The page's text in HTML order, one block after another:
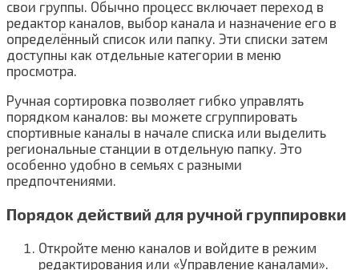
свои группы. Обычно процесс включает переход в
редактор каналов, выбор канала и назначение его в
определённый список или папку. Эти списки затем
доступны как отдельные категории в меню
просмотра.
Ручная сортировка позволяет гибко управлять
порядком каналов: вы можете сгруппировать
спортивные каналы в начале списка или выделить
региональные станции в отдельную папку. Это
особенно удобно в семьях с разными
предпочтениями.
Порядок действий для ручной группировки
Откройте меню каналов и войдите в режим
редактирования или «Управление каналами».